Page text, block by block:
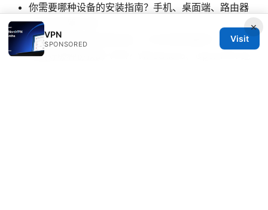
你需要哪种设备的安装指南？手机、桌面端、路由器
还是浏览器扩展？
你主要关注的场景是浏览、工作还是流媒体？
你偏好哪种协议的 VPN？WireGuard、OpenVPN 还
×
VPN
SPONSORED
Visit